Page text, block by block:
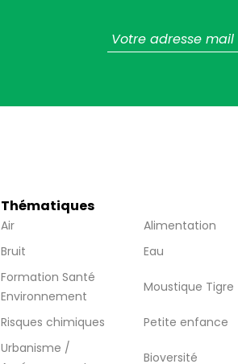
Thématiques
Air
Alimentation
Bruit
Eau
Formation Santé
Environnement
Moustique Tigre
Risques chimiques
Petite enfance
Urbanisme /
Bioversité